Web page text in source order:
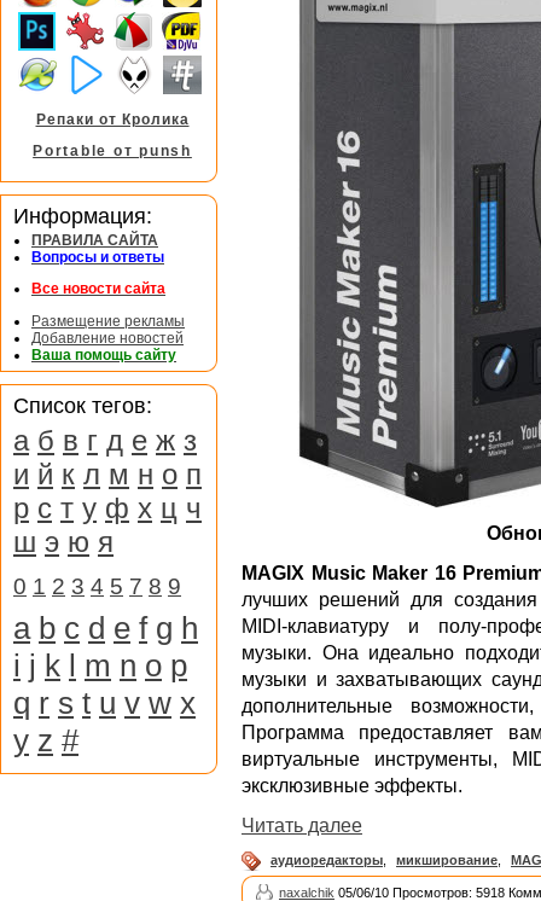
MAGIX Music Maker 16
лучших решений для
MIDI-клавиатуру и полу-
музыки. Она идеально
музыки и захватывающих
дополнительные
Программа предоставляет
виртуальные инструменты,
эксклюзивные эффекты.
Читать далее
аудиоредакторы микширование
naxalchik 05/06/10 Просмотров: 5918
Репаки от Кролика
Portable от punsh
Информация:
ПРАВИЛА САЙТА
Вопросы и ответы
Все новости сайта
Размещение рекламы
Добавление новостей
Ваша помощь сайту
Список тегов:
а б в г д е ж з
и й к л м н о п
р с т у ф х ц ч
ш э ю я
0 1 2 3 4 5 7 8 9
a b c d e f g h
i j k l m n o p
q r s t u v w x
y z #